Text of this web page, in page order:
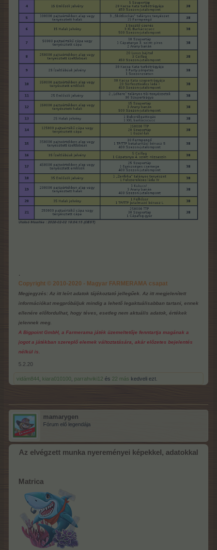
.
Copyright © 2010-2020 - Magyar FARMERAMA csapat
Megjegyzés: Az itt leírt adatok tájékoztató jellegűek. Az itt megjelenített
információkat megpróbáljuk mindig a lehető legaktuálisabban tartani, ennek
ellenére előfordulhat, hogy téves, esetleg nem aktuális adatok, értékek
jelennek meg.
A Bigpoint GmbH, a Farmerama játék üzemeltetője fenntartja magának a
jogot a játékban szereplő elemek változtatására, akár előzetes bejelentés
nélkül is.
5.2.20
vidám844 kiara010100 parrahviki12 és 22 más kedveli ezt.
mamarygen
Fórum elő legendája
Az elvégzett munka nyereményei képekkel, adatokkal
Matrica